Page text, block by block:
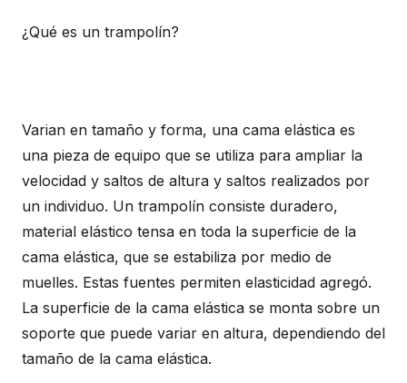
¿Qué es un trampolín?
Varian en tamaño y forma, una cama elástica es
una pieza de equipo que se utiliza para ampliar la
velocidad y saltos de altura y saltos realizados por
un individuo. Un trampolín consiste duradero,
material elástico tensa en toda la superficie de la
cama elástica, que se estabiliza por medio de
muelles. Estas fuentes permiten elasticidad agregó.
La superficie de la cama elástica se monta sobre un
soporte que puede variar en altura, dependiendo del
tamaño de la cama elástica.